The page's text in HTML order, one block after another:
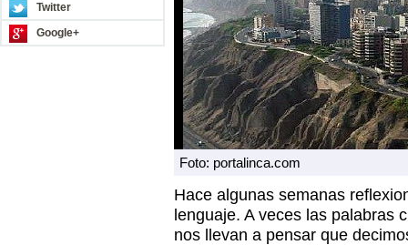
Twitter
Google+
Foto: portalinca.com
Hace algunas semanas
lenguaje. A veces las palabras
nos llevan a pensar que